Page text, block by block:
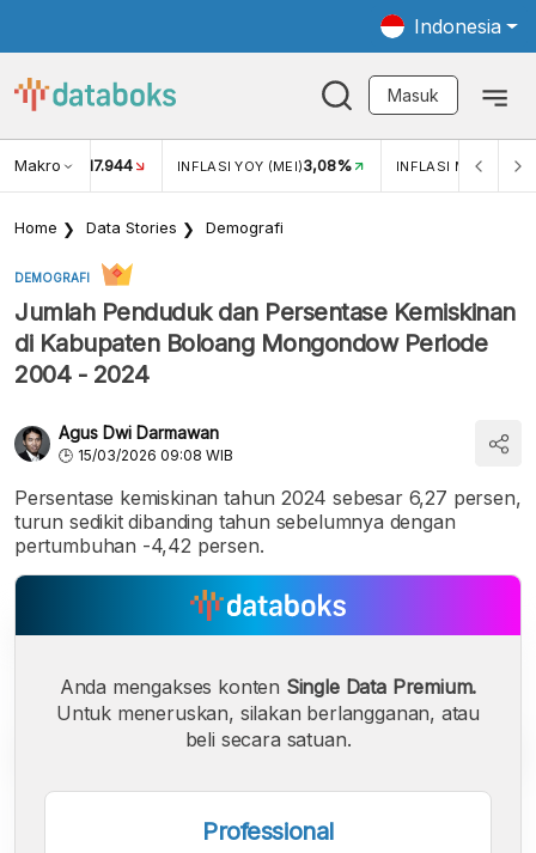
Indonesia
Masuk
Makro
USD/IDR 17.944 INFLASI YOY (MEI)3,08% INFLASI MOM (MEI)
Home Data Stories Demografi
DEMOGRAFI
Jumlah Penduduk dan Persentase Kemiskinan
di Kabupaten Boloang Mongondow Periode
2004 - 2024
Agus Dwi Darmawan
15/03/2026 09:08 WIB
Persentase kemiskinan tahun 2024 sebesar 6,27 persen,
turun sedikit dibanding tahun sebelumnya dengan
pertumbuhan -4,42 persen.
Anda mengakses konten Single Data Premium.
Untuk meneruskan, silakan berlangganan, atau
beli secara satuan.
Professional